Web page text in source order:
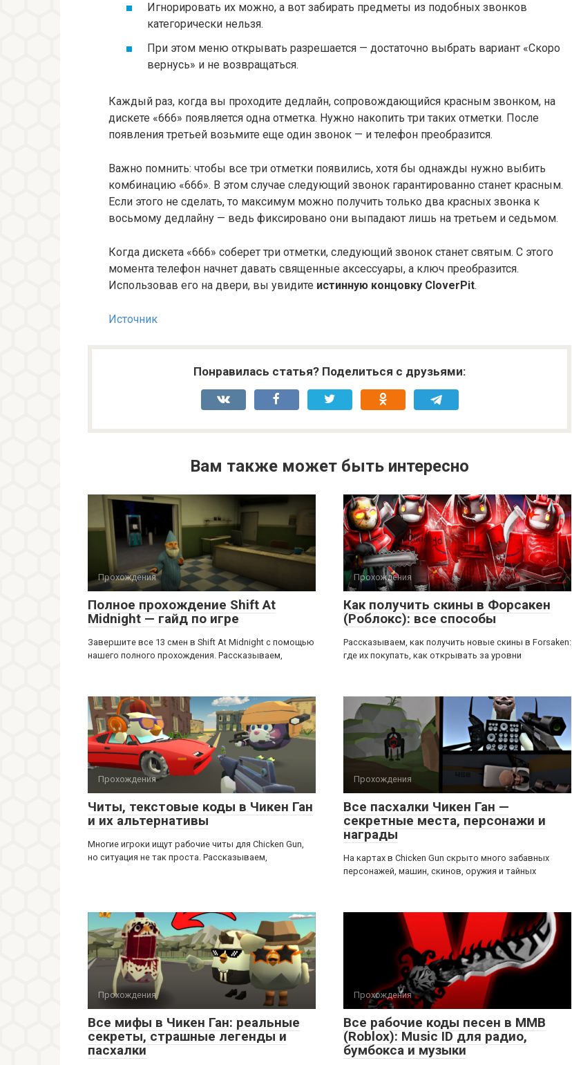
Игнорировать их можно, а вот забирать предметы из подобных звонков
категорически нельзя.
При этом меню открывать разрешается — достаточно выбрать вариант «Скоро
вернусь» и не возвращаться.
Каждый раз, когда вы проходите дедлайн, сопровождающийся красным звонком, на
дискете «666» появляется одна отметка. Нужно накопить три таких отметки. После
появления третьей возьмите еще один звонок — и телефон преобразится.
Важно помнить: чтобы все три отметки появились, хотя бы однажды нужно выбить
комбинацию «666». В этом случае следующий звонок гарантированно станет красным.
Если этого не сделать, то максимум можно получить только два красных звонка к
восьмому дедлайну — ведь фиксировано они выпадают лишь на третьем и седьмом.
Когда дискета «666» соберет три отметки, следующий звонок станет святым. С этого
момента телефон начнет давать священные аксессуары, а ключ преобразится.
Использовав его на двери, вы увидите истинную концовку CloverPit.
Источник
Понравилась статья? Поделиться с друзьями:
Вам также может быть интересно
Прохождения
Полное прохождение Shift At
Midnight — гайд по игре
Завершите все 13 смен в Shift At Midnight с помощью
нашего полного прохождения. Рассказываем,
Прохождения
Как получить скины в Форсакен
(Роблокс): все способы
Рассказываем, как получить новые скины в Forsaken:
где их покупать, как открывать за уровни
Прохождения
Читы, текстовые коды в Чикен Ган
и их альтернативы
Многие игроки ищут рабочие читы для Chicken Gun,
но ситуация не так проста. Рассказываем,
Прохождения
Все пасхалки Чикен Ган —
секретные места, персонажи и
награды
На картах в Chicken Gun скрыто много забавных
персонажей, машин, скинов, оружия и тайных
Прохождения
Все мифы в Чикен Ган: реальные
секреты, страшные легенды и
пасхалки
Прохождения
Все рабочие коды песен в ММВ
(Roblox): Music ID для радио,
бумбокса и музыки